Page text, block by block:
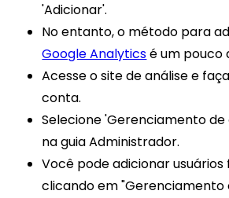
'Adicionar'.
No entanto, o método para
Google Analyticsé um pouco
Acesse o site de análise e
conta.
Selecione 'Gerenciamento
na guia Administrador.
Você pode adicionar
clicando em "Gerenciamento